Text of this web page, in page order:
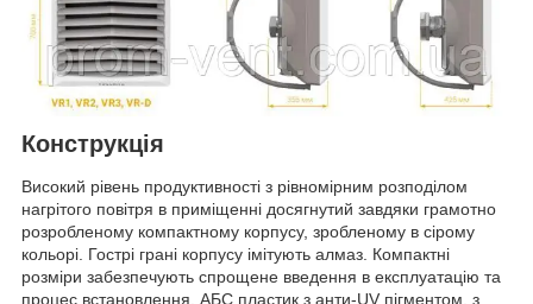
Конструкція
Високий рівень продуктивності з рівномірним розподілом
нагрітого повітря в приміщенні досягнутий завдяки грамотно
розробленому компактному корпусу, зробленому в сірому
кольорі. Гострі грані корпусу імітують алмаз. Компактні
розміри забезпечують спрощене введення в експлуатацію та
процес встановлення. АБС пластик з анти-UV пігментом, з